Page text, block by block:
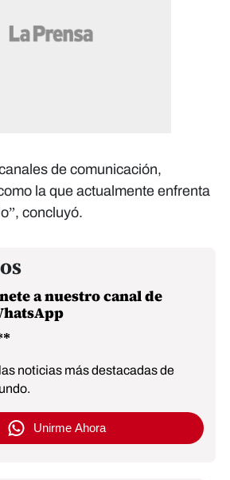
de comunicación,
la que actualmente enfrenta
concluyó.
a nuestro canal de
noticias más destacadas de
Unirme Ahora